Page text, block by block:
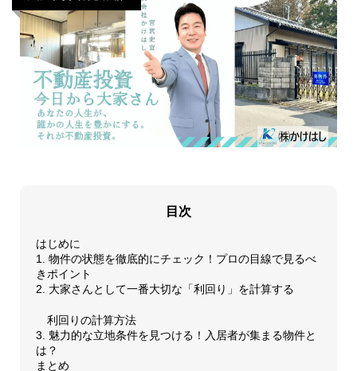
目次
はじめに
1. 物件の状態を徹底的にチェック！プロの目線で見るべ
きポイント
2. 大家さんとして一番大切な「利回り」を計算する
利回りの計算方法
3. 魅力的な立地条件を見つける！入居者が集まる物件と
は？
まとめ